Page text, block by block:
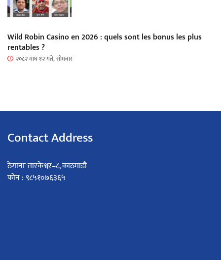
Wild Robin Casino en 2026 : quels sont les bonus les plus
rentables ?
२०८२ माघ १२ गते, सोमबार
Contact Address
ठेगानाः तारकेश्वर–८, काठमाडौं
फोन : ९८५१०७६३६५